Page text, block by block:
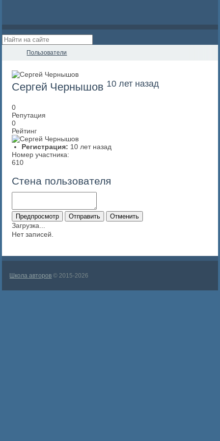
Пользователи
Сергей Чернышов 10 лет назад
0
Репутация
0
Рейтинг
Регистрация: 10 лет назад
Номер участника:
610
Стена пользователя
Загрузка...
Нет записей.
Школа авторов © 2015-2026